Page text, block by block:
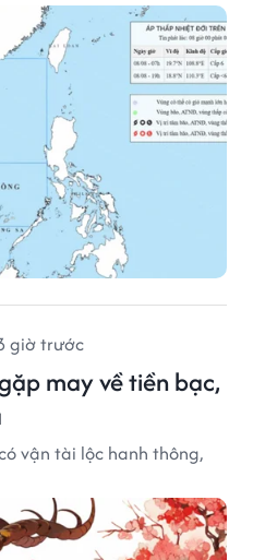
giờ trước
may về tiền bạc,
vận tài lộc hanh thông,